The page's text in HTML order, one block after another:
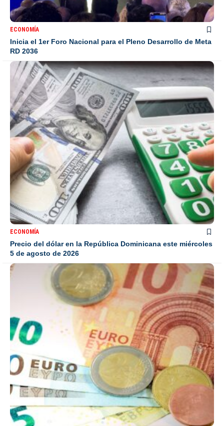
ECONOMÍA
Inicia el 1er Foro Nacional para el Pleno Desarrollo de Meta
RD 2036
ECONOMÍA
Precio del dólar en la República Dominicana este miércoles
5 de agosto de 2026